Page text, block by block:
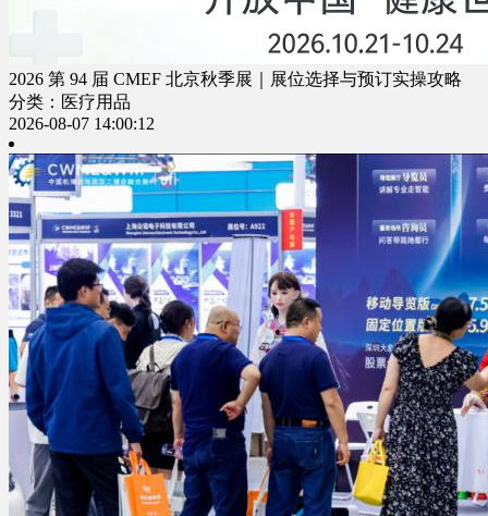
2026 第 94 届 CMEF 北京秋季展｜展位选择与预订实操攻略
分类：医疗用品
2026-08-07 14:00:12